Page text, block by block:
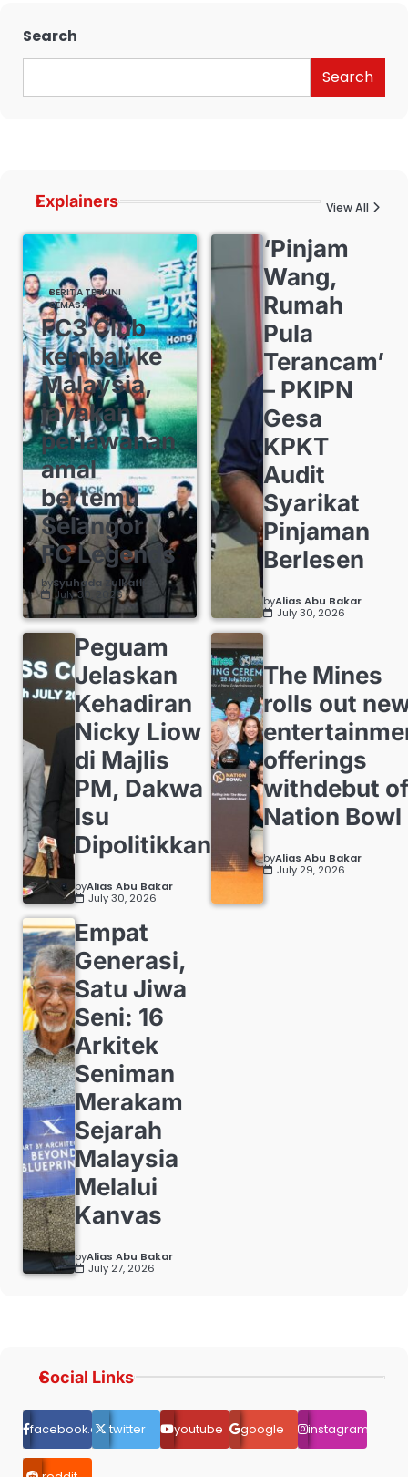
Search
Search
Explainers View All
BERITA TERKINI
SEMASA
FC3 Club
kembali ke
Malaysia,
jayakan
perlawanan
amal
bertemu
Selangor
FC Legends
bySyuhada Zulkafli
July 30, 2026
‘Pinjam
Wang,
Rumah
Pula
Terancam’
– PKIPN
Gesa
KPKT
Audit
Syarikat
Pinjaman
Berlesen
byAlias Abu Bakar
July 30, 2026
Peguam
Jelaskan
Kehadiran
Nicky Liow
di Majlis
PM, Dakwa
Isu
Dipolitikkan
byAlias Abu Bakar
July 30, 2026
The Mines
rolls out
offerings
withdebut
Nation Bowl
byAlias Abu Bakar
July 29, 2026
Empat
Generasi,
Satu Jiwa
Seni: 16
Arkitek
Seniman
Merakam
Sejarah
Malaysia
Melalui
Kanvas
byAlias Abu Bakar
July 27, 2026
Social Links
facebook.comtwitter youtube google instagram